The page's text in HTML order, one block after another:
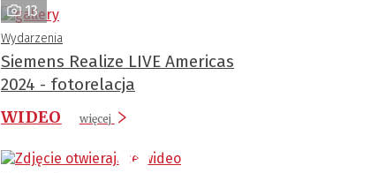
13
Wydarzenia
Siemens Realize LIVE Americas
2024 - fotorelacja
WIDEO
więcej